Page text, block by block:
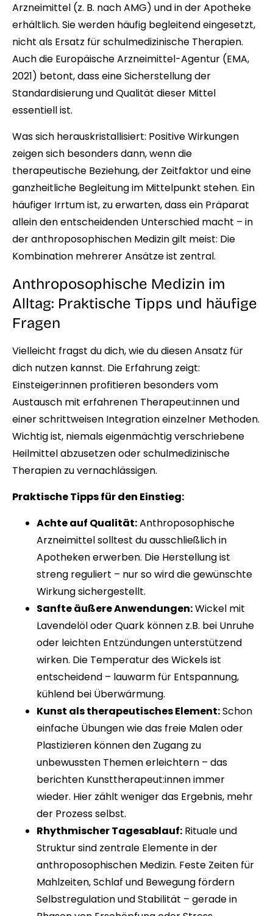
Arzneimittel (z. B. nach AMG) und in der Apotheke
erhältlich. Sie werden häufig begleitend eingesetzt,
nicht als Ersatz für schulmedizinische Therapien.
Auch die Europäische Arzneimittel-Agentur (EMA,
2021) betont, dass eine Sicherstellung der
Standardisierung und Qualität dieser Mittel
essentiell ist.
Was sich herauskristallisiert: Positive Wirkungen
zeigen sich besonders dann, wenn die
therapeutische Beziehung, der Zeitfaktor und eine
ganzheitliche Begleitung im Mittelpunkt stehen. Ein
häufiger Irrtum ist, zu erwarten, dass ein Präparat
allein den entscheidenden Unterschied macht – in
der anthroposophischen Medizin gilt meist: Die
Kombination mehrerer Ansätze ist zentral.
Anthroposophische Medizin im
Alltag: Praktische Tipps und häufige
Fragen
Vielleicht fragst du dich, wie du diesen Ansatz für
dich nutzen kannst. Die Erfahrung zeigt:
Einsteiger:innen profitieren besonders vom
Austausch mit erfahrenen Therapeut:innen und
einer schrittweisen Integration einzelner Methoden.
Wichtig ist, niemals eigenmächtig verschriebene
Heilmittel abzusetzen oder schulmedizinische
Therapien zu vernachlässigen.
Praktische Tipps für den Einstieg:
Achte auf Qualität:Anthroposophische
Arzneimittel solltest du ausschließlich in
Apotheken erwerben. Die Herstellung ist
streng reguliert – nur so wird die gewünschte
Wirkung sichergestellt.
Sanfte äußere Anwendungen:Wickel mit
Lavendelöl oder Quark können z.B. bei Unruhe
oder leichten Entzündungen unterstützend
wirken. Die Temperatur des Wickels ist
entscheidend – lauwarm für Entspannung,
kühlend bei Überwärmung.
Kunst als therapeutisches Element:Schon
einfache Übungen wie das freie Malen oder
Plastizieren können den Zugang zu
unbewussten Themen erleichtern – das
berichten Kunsttherapeut:innen immer
wieder. Hier zählt weniger das Ergebnis, mehr
der Prozess selbst.
Rhythmischer Tagesablauf: Rituale und
Struktur sind zentrale Elemente in der
anthroposophischen Medizin. Feste Zeiten für
Mahlzeiten, Schlaf und Bewegung fördern
Selbstregulation und Stabilität – gerade in